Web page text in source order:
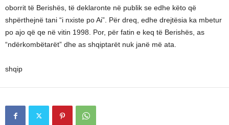
oborrit të Berishës, të deklaronte në publik se edhe këto që
shpërthejnë tani “i nxiste po Ai”. Për dreq, edhe drejtësia ka mbetur
po ajo që qe në vitin 1998. Por, për fatin e keq të Berishës, as
“ndërkombëtarët” dhe as shqiptarët nuk janë më ata.
shqip